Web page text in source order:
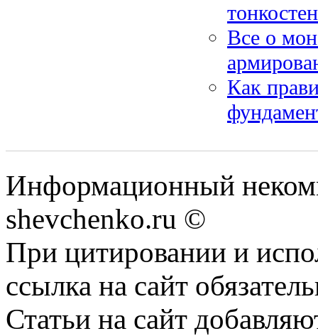
Все о
Как
Информационный
shevchenko.ru ©
При цитировании и
ссылка на сайт
Статьи на сайт